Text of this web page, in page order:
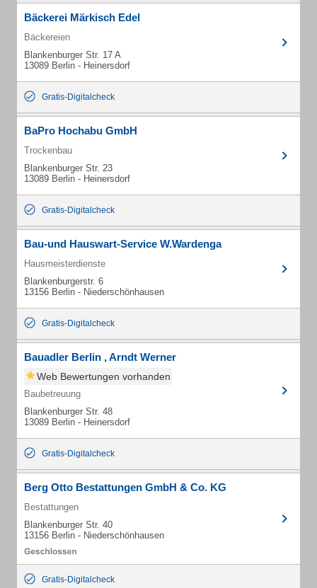
Bäckerei Märkisch Edel
Bäckereien
Blankenburger Str. 17 A
13089 Berlin - Heinersdorf
Gratis-Digitalcheck
BaPro Hochabu GmbH
Trockenbau
Blankenburger Str. 23
13089 Berlin - Heinersdorf
Gratis-Digitalcheck
Bau-und Hauswart-Service W.Wardenga
Hausmeisterdienste
Blankenburgerstr. 6
13156 Berlin - Niederschönhausen
Gratis-Digitalcheck
Bauadler Berlin , Arndt Werner
Web Bewertungen vorhanden
Baubetreuung
Blankenburger Str. 48
13089 Berlin - Heinersdorf
Gratis-Digitalcheck
Berg Otto Bestattungen GmbH & Co. KG
Bestattungen
Blankenburger Str. 40
13156 Berlin - Niederschönhausen
Gratis-Digitalcheck